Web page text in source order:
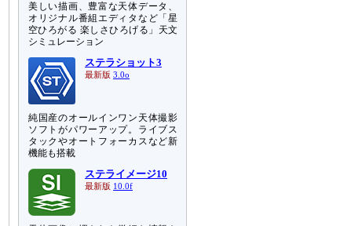
美しい描画、豊富な天体データ、
オリジナル番組エディタなど「星
空ひろがる 楽しさひろげる」天文
シミュレーション
ステラショット3
最新版 3.0o
純国産のオールインワン天体撮影
ソフトがパワーアップ。ライブス
タックやオートフォーカスなど新
機能も搭載
ステライメージ10
最新版 10.0f